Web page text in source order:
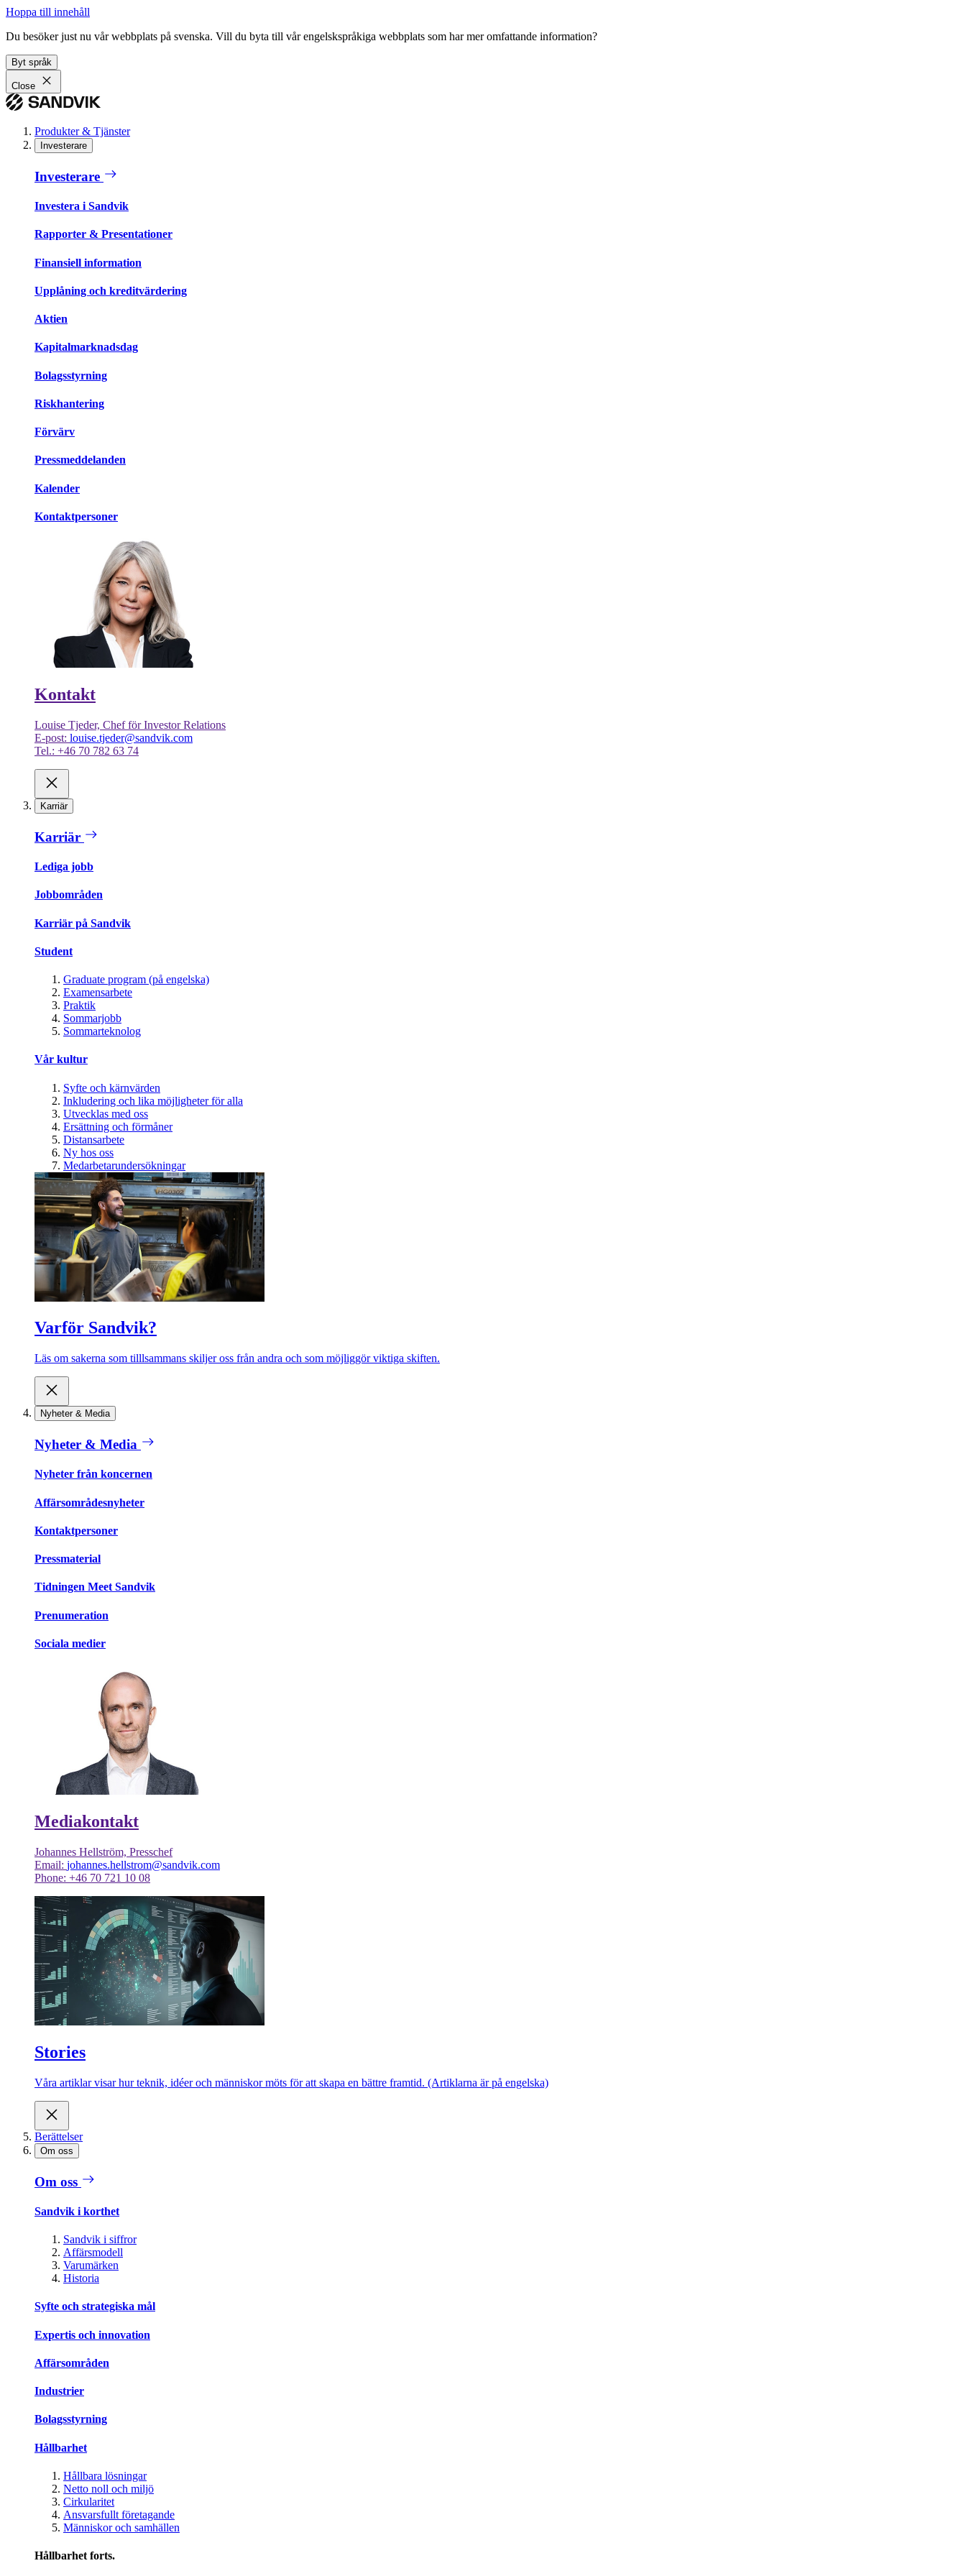
Hoppa till innehåll
Du besöker just nu vår webbplats på svenska. Vill du byta till vår engelskspråkiga webbplats som har mer omfattande information?
Byt språk
Close
Produkter & Tjänster
Investerare
Investerare
Investera i Sandvik
Rapporter & Presentationer
Finansiell information
Upplåning och kreditvärdering
Aktien
Kapitalmarknadsdag
Bolagsstyrning
Riskhantering
Förvärv
Pressmeddelanden
Kalender
Kontaktpersoner
Kontakt
Louise Tjeder, Chef för Investor Relations
E-post: louise.tjeder@sandvik.com
Tel.: +46 70 782 63 74
Karriär
Karriär
Lediga jobb
Jobbområden
Karriär på Sandvik
Student
Graduate program (på engelska)
Examensarbete
Praktik
Sommarjobb
Sommarteknolog
Vår kultur
Syfte och kärnvärden
Inkludering och lika möjligheter för alla
Utvecklas med oss
Ersättning och förmåner
Distansarbete
Ny hos oss
Medarbetarundersökningar
Varför Sandvik?
Läs om sakerna som tilllsammans skiljer oss från andra och som möjliggör viktiga skiften.
Nyheter & Media
Nyheter & Media
Nyheter från koncernen
Affärsområdesnyheter
Kontaktpersoner
Pressmaterial
Tidningen Meet Sandvik
Prenumeration
Sociala medier
Mediakontakt
Johannes Hellström, Presschef
Email: johannes.hellstrom@sandvik.com
Phone: +46 70 721 10 08
Stories
Våra artiklar visar hur teknik, idéer och människor möts för att skapa en bättre framtid. (Artiklarna är på engelska)
Berättelser
Om oss
Om oss
Sandvik i korthet
Sandvik i siffror
Affärsmodell
Varumärken
Historia
Syfte och strategiska mål
Expertis och innovation
Affärsområden
Industrier
Bolagsstyrning
Hållbarhet
Hållbara lösningar
Netto noll och miljö
Cirkularitet
Ansvarsfullt företagande
Människor och samhällen
Hållbarhet forts.